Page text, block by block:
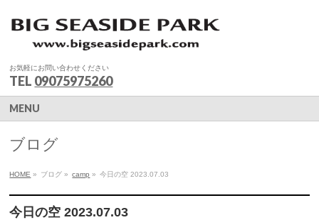
お気軽にお問い合わせください
TEL 09075975260
MENU
ブログ
HOME » ブログ » camp » 今日の空 2023.07.03
今日の空 2023.07.03